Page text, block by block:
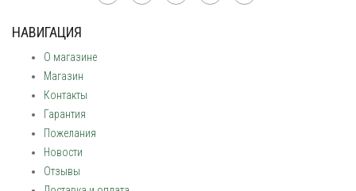
НАВИГАЦИЯ
О магазине
Магазин
Контакты
Гарантия
Пожелания
Новости
Отзывы